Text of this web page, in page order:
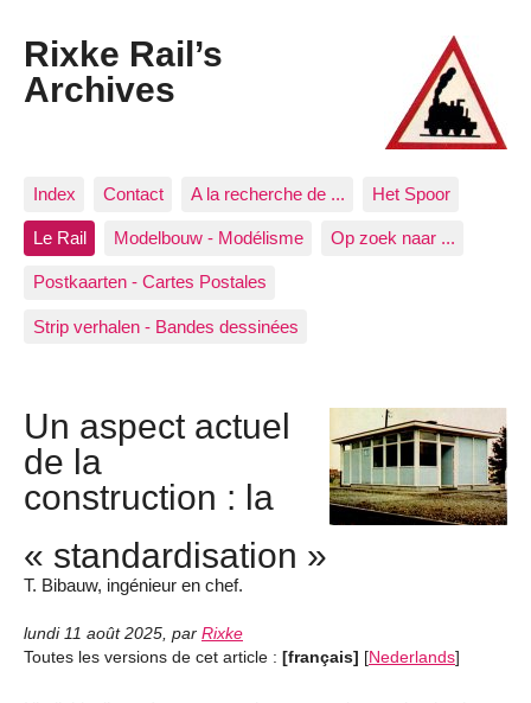
Rixke Rail’s
Archives
Index Contact A la recherche de ... Het Spoor
Le Rail Modelbouw - Modélisme Op zoek naar ...
Postkaarten - Cartes Postales
Strip verhalen - Bandes dessinées
Un aspect actuel
de la
construction : la
« standardisation »
T. Bibauw, ingénieur en chef.
lundi 11 août 2025, par Rixke
Toutes les versions de cet article : [français] [Nederlands]